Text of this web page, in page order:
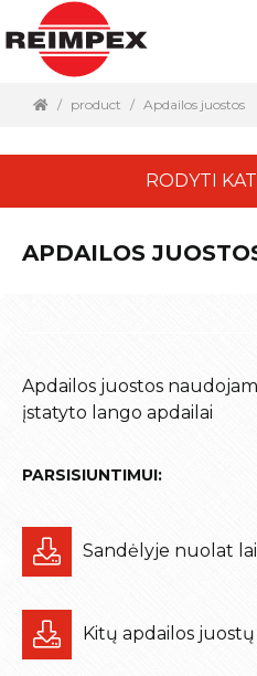
product Apdailos juostos
RODYTI
APDAILOS
Apdailos juostos
įstatyto lango apdailai
PARSISIUNTIMUI:
Sandėlyje nuolat
Kitų apdailos